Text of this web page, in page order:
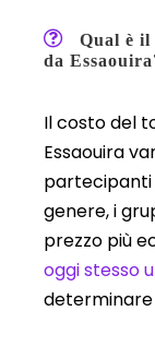
Qual è
da
Il costo del
Essaouira
partecipanti
genere, i
prezzo più
oggi stesso